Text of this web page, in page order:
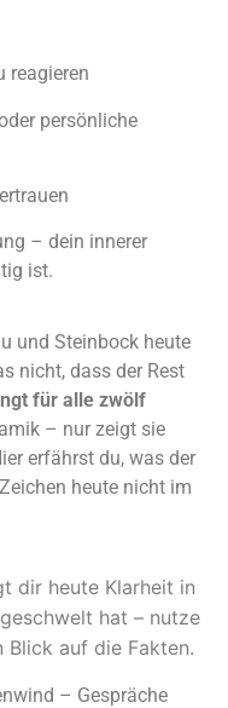
reagieren
persönliche
– dein innerer
ist.
und Steinbock heute
nicht, dass der Rest
für alle zwölf
– nur zeigt sie
erfährst du, was der
heute nicht im
dir heute Klarheit in
hat – nutze
Blick auf die Fakten.
– Gespräche